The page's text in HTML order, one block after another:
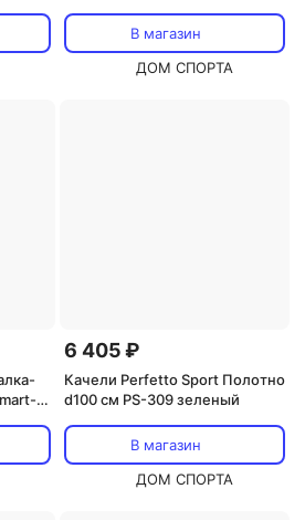
В магазин
ДОМ СПОРТА
6 405 ₽
Качели Perfetto Sport Полотно
d100 см PS-309 зеленый
В магазин
ДОМ СПОРТА